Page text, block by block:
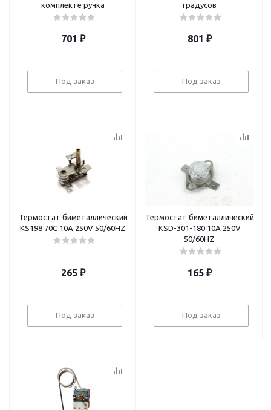
комплекте ручка
701 ₽
Под заказ
градусов
801 ₽
Под заказ
Термостат биметаллический
KS198 70C 10A 250V 50/60HZ
265₽
Под заказ
Термостат биметаллический
KSD-301-180 10A 250V
50/60HZ
165₽
Под заказ